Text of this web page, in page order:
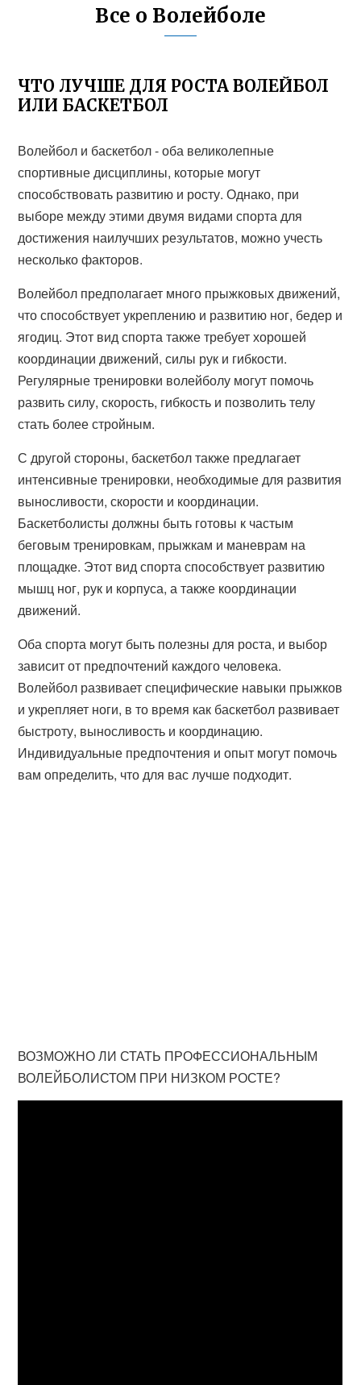
Все о Волейболе
ЧТО ЛУЧШЕ ДЛЯ РОСТА ВОЛЕЙБОЛ
ИЛИ БАСКЕТБОЛ
Волейбол и баскетбол - оба великолепные
спортивные дисциплины, которые могут
способствовать развитию и росту. Однако, при
выборе между этими двумя видами спорта для
достижения наилучших результатов, можно учесть
несколько факторов.
Волейбол предполагает много прыжковых движений,
что способствует укреплению и развитию ног, бедер и
ягодиц. Этот вид спорта также требует хорошей
координации движений, силы рук и гибкости.
Регулярные тренировки волейболу могут помочь
развить силу, скорость, гибкость и позволить телу
стать более стройным.
С другой стороны, баскетбол также предлагает
интенсивные тренировки, необходимые для развития
выносливости, скорости и координации.
Баскетболисты должны быть готовы к частым
беговым тренировкам, прыжкам и маневрам на
площадке. Этот вид спорта способствует развитию
мышц ног, рук и корпуса, а также координации
движений.
Оба спорта могут быть полезны для роста, и выбор
зависит от предпочтений каждого человека.
Волейбол развивает специфические навыки прыжков
и укрепляет ноги, в то время как баскетбол развивает
быстроту, выносливость и координацию.
Индивидуальные предпочтения и опыт могут помочь
вам определить, что для вас лучше подходит.
ВОЗМОЖНО ЛИ СТАТЬ ПРОФЕССИОНАЛЬНЫМ
ВОЛЕЙБОЛИСТОМ ПРИ НИЗКОМ РОСТЕ?